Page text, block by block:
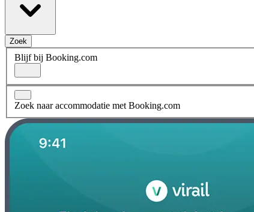
Zoek
Blijf bij Booking.com
Zoek naar accommodatie met Booking.com